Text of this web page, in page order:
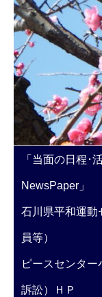
「当面の日程･
NewsPaper」
石川県平和運動
員等）
ピースセンタ
訴訟）ＨＰ